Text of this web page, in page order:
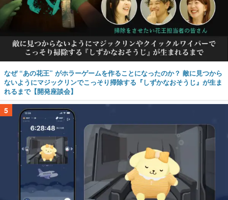
なぜ “あの花王” がホラーゲームを作ることになったのか？ 敵に見つから
ないようにマジックリンでこっそり掃除する『しずかなおそうじ』が生ま
れるまで【開発座談会】
5